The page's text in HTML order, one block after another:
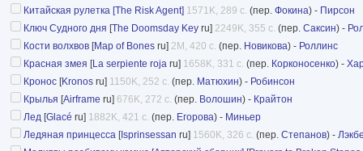
Китайская рулетка [The Risk Agent] 1571K, 289 с. (пер. Фокина) - Пирсон
Ключ Судного дня [The Doomsday Key ru] 2249K, 355 с. (пер. Саксин) -
Кости волхвов [Map of Bones ru] 2M, 420 с. (пер. Новикова) - Роллинс
Красная змея [La serpiente roja ru] 1658K, 331 с. (пер. Корконосенко) -
Кронос [Kronos ru] 1150K, 252 с. (пер. Матюхин) - Робинсон
Крылья [Airframe ru] 676K, 272 с. (пер. Волошин) - Крайтон
Лед [Glacé ru] 1882K, 421 с. (пер. Егорова) - Миньер
Ледяная принцесса [Isprinsessan ru] 1560K, 326 с. (пер. Степанов) -